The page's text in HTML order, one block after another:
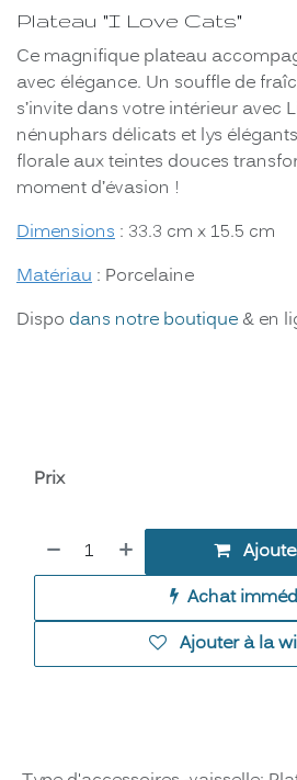
Plateau "I Love Cats"
Ce magnifique plateau
avec élégance. Un souffle de
s’invite dans votre intérieur avec
nénuphars délicats et lys
florale aux teintes douces
moment d’évasion !
Dimensions : 33.3 cm x 15.5 cm
Matériau : Porcelaine
Dispo dans notre boutique & en
Achat
Ajouter à la
Prix